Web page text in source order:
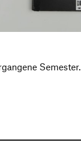
Semester.